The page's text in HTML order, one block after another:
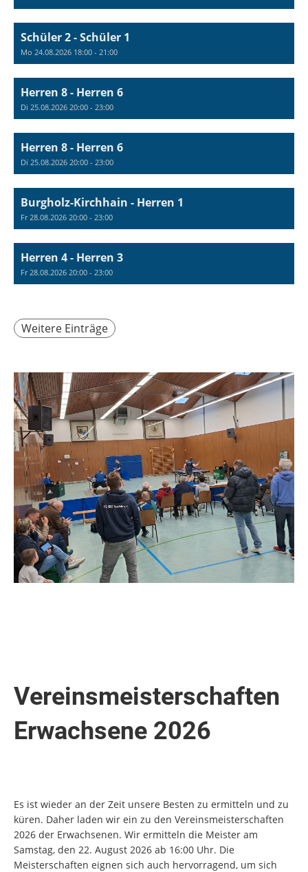
Schüler 2 - Schüler 1
Mo 24.08.2026 18:00 - 21:00
Herren 8 - Herren 6
Di 25.08.2026 20:00 - 23:00
Herren 8 - Herren 6
Di 25.08.2026 20:00 - 23:00
Burgholz-Kirchhain - Herren 1
Fr 28.08.2026 20:00 - 23:00
Herren 4 - Herren 3
Fr 28.08.2026 20:00 - 23:00
Weitere Einträge
Vereinsmeisterschaften
Erwachsene 2026
Es ist wieder an der Zeit unsere Besten zu ermitteln und zu
küren. Daher laden wir ein zu den Vereinsmeisterschaften
2026 der Erwachsenen. Wir ermitteln die Meister am
Samstag, den 22. August 2026 ab 16:00 Uhr. Die
Meisterschaften eignen sich auch hervorragend, um sich